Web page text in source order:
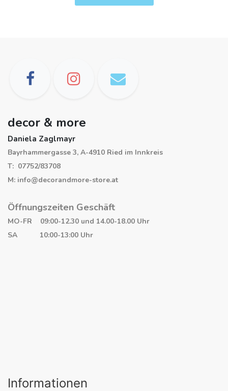
decor & more
Daniela Zaglmayr
Bayrhammergasse 3, A-4910 Ried im Innkreis
T: 07752/83708
M: info@decorandmore-store.at
Öffnungszeiten Geschäft
MO-FR 09:00-12.30 und 14.00-18.00 Uhr
SA 10:00-13:00 Uhr
Informationen